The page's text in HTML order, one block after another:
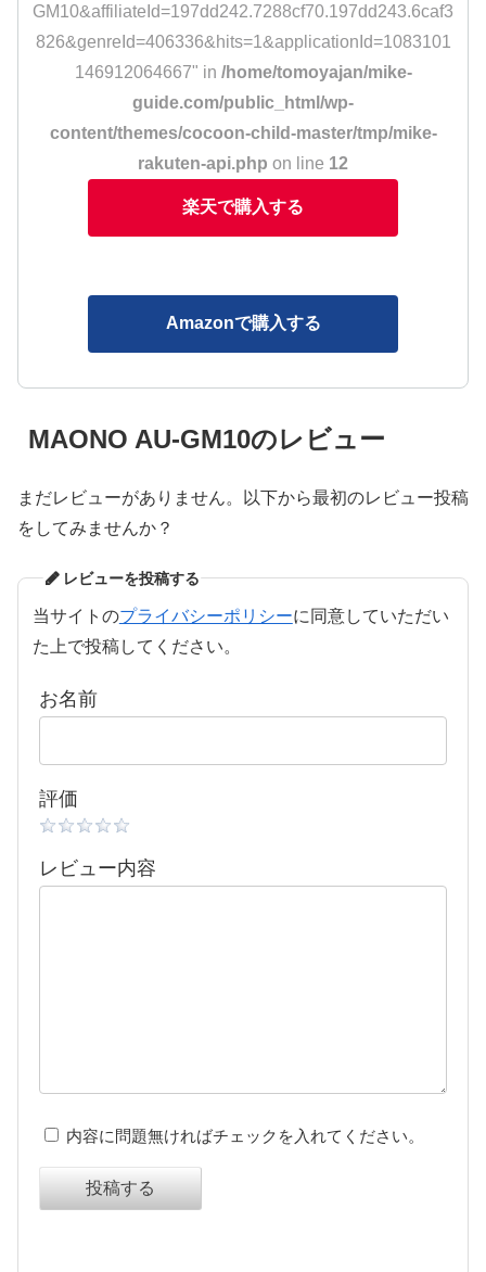
GM10&affiliateId=197dd242.7288cf70.197dd243.6caf3
826&genreId=406336&hits=1&applicationId=1083101
146912064667" in /home/tomoyajan/mike-
guide.com/public_html/wp-
content/themes/cocoon-child-master/tmp/mike-
rakuten-api.php on line 12
楽天で購入する
Amazonで購入する
MAONO AU-GM10のレビュー
まだレビューがありません。以下から最初のレビュー投稿
をしてみませんか？
レビューを投稿する
当サイトのプライバシーポリシーに同意していただい
た上で投稿してください。
お名前
評価
レビュー内容
内容に問題無ければチェックを入れてください。
投稿する